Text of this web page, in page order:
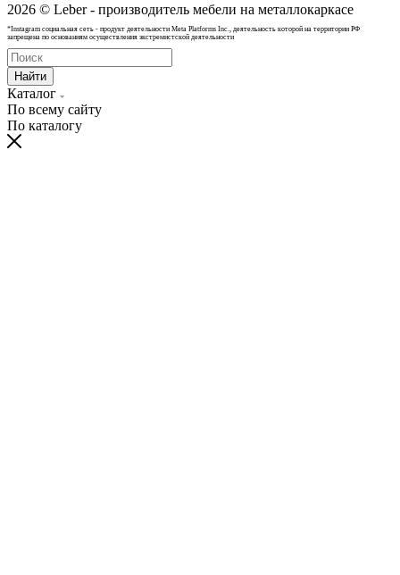
2026 © Leber - производитель мебели на металлокаркасе
*Instagram cоциальная сеть - продукт деятельности Meta Platforms Inc., деятельность которой на территории РФ
запрещена по основаниям осуществления экстремистской деятельности
Найти
Каталог
По всему сайту
По каталогу